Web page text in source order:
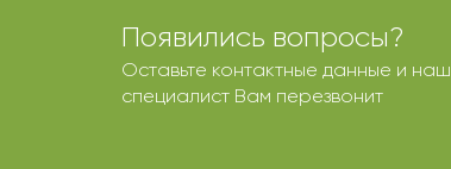
Появились вопросы?
Оставьте контактные данные и наш
специалист Вам перезвонит